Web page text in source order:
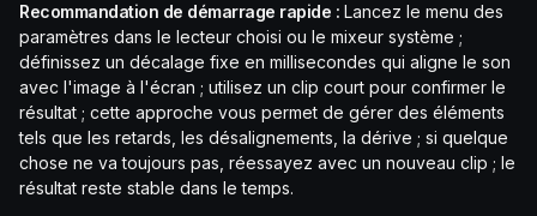
Recommandation de démarrage rapide : Lancez le menu des
paramètres dans le lecteur choisi ou le mixeur système ;
définissez un décalage fixe en millisecondes qui aligne le son
avec l'image à l'écran ; utilisez un clip court pour confirmer le
résultat ; cette approche vous permet de gérer des éléments
tels que les retards, les désalignements, la dérive ; si quelque
chose ne va toujours pas, réessayez avec un nouveau clip ; le
résultat reste stable dans le temps.